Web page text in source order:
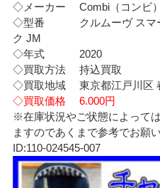
◇メーカー Combi（コンビ）
◇型番 クルムーヴ スマー
ク JM
◇年式 2020
◇買取方法 持込買取
◇買取地域 東京都江戸川区
◇買取価格 6.000円
※在庫状況やご状態によって
ますのであくまで参考でお願
ID:110-024545-007